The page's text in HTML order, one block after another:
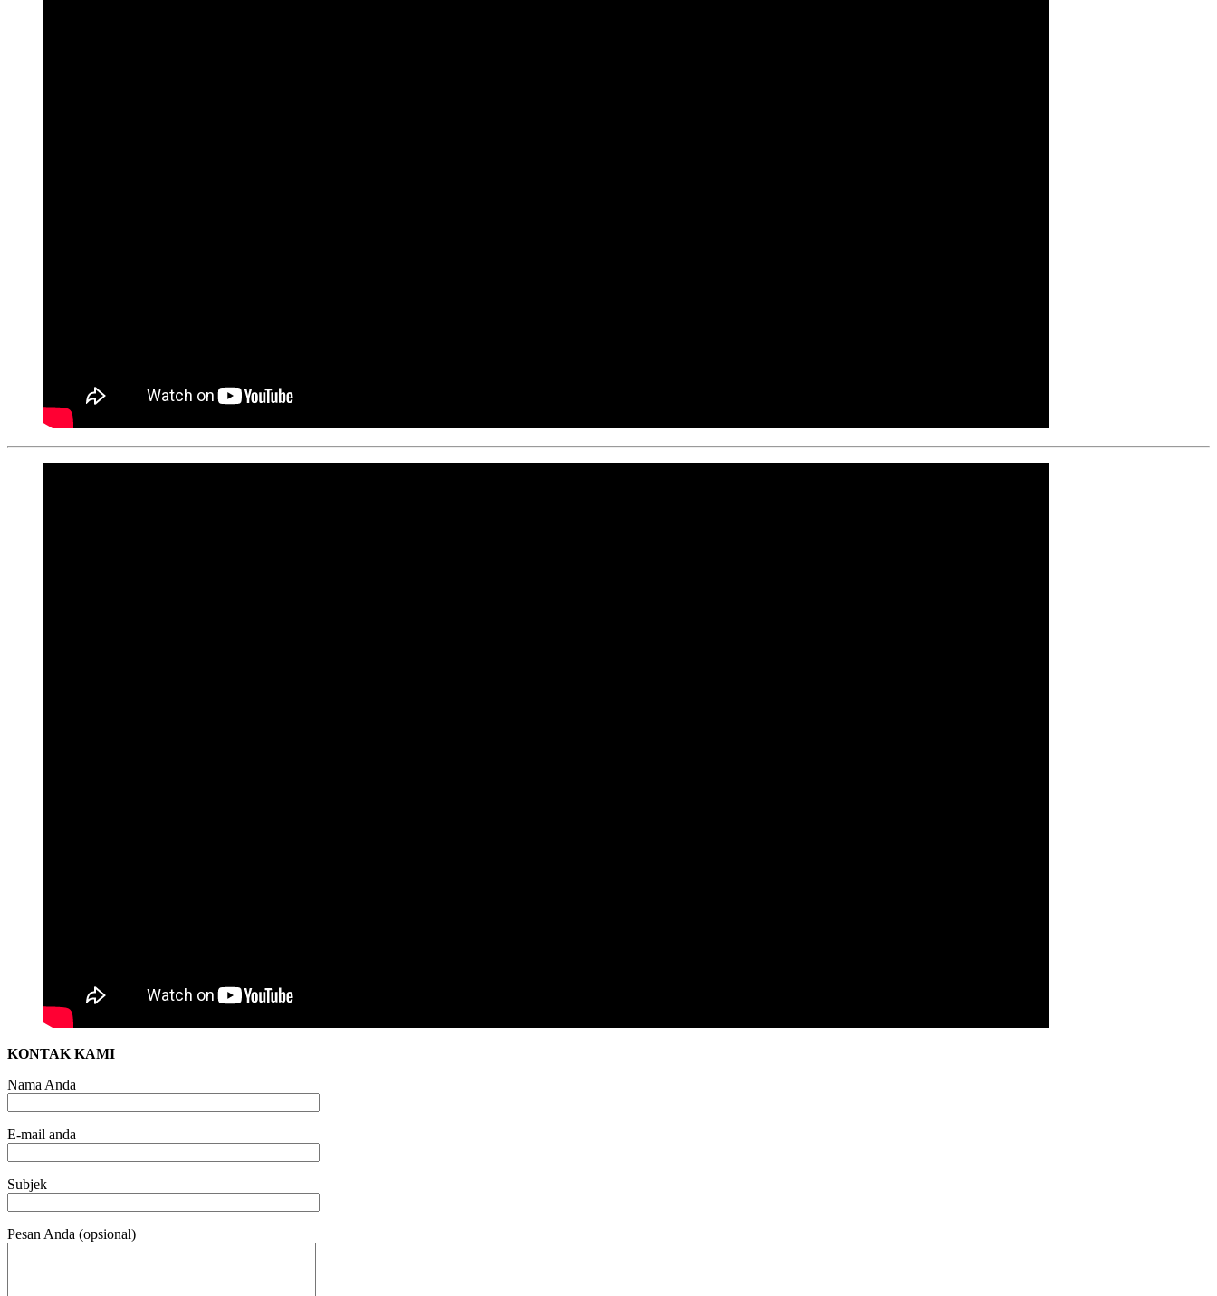
KONTAK KAMI
Nama Anda
E-mail anda
Subjek
Pesan Anda (opsional)